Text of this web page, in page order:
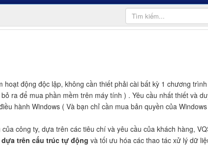
động độc lập, không cần thiết phải cài bất kỳ 1 chương
ra để mua phần mềm trên máy tính ) . Yêu cầu nhất thiết và
hành Windows ( Và bạn chỉ cần mua bản quyền của
công ty, dựa trên các tiêu chí và yêu cầu của khách hàng,
dựa trên cấu trúc tự động và tối ưu hóa các thao tác xử lý dữ